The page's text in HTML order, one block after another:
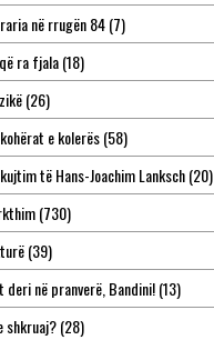
në rrugën 84(7)
ra fjala(18)
(26)
e kolerës(58)
të Hans-Joachim Lanksch(20)
(730)
(39)
deri në pranverë, Bandini!(13)
shkruaj?(28)